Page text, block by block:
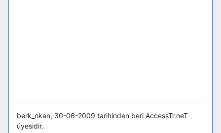
berk_okan, 30-06-2009 tarihinden beri AccessTr.neT
üyesidir.